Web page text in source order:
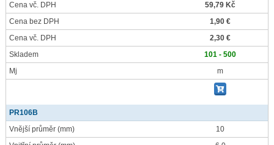
Cena vč. DPH
59,79 Kč
Cena bez DPH
1,90 €
Cena vč. DPH
2,30 €
Skladem
101 - 500
Mj
m
PR106B
Vnější průměr (mm)
10